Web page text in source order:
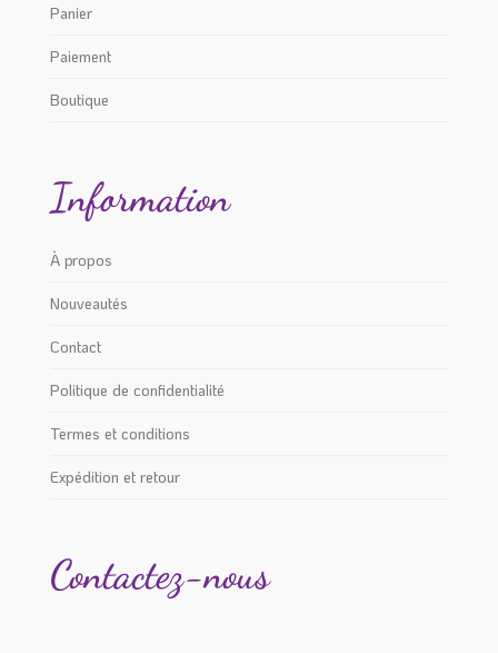
Panier
Paiement
Boutique
Information
À propos
Nouveautés
Contact
Politique de confidentialité
Termes et conditions
Expédition et retour
Contactez-nous